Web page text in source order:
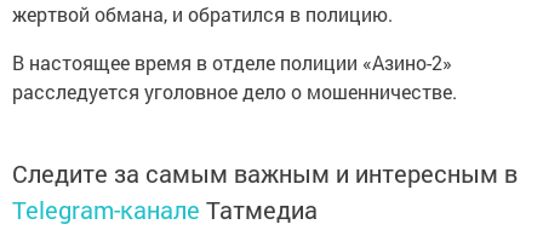
жертвой обмана, и обратился в полицию.
В настоящее время в отделе полиции «Азино-2»
расследуется уголовное дело о мошенничестве.
Следите за самым важным и интересным в
Telegram-канале Татмедиа